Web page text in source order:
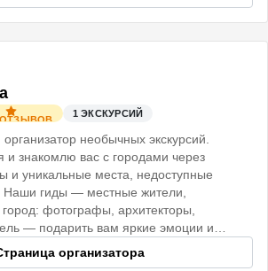
ОТЗЫВОВ
1 ЭКСКУРСИЙ
необычных экскурсий.
и знакомлю вас с городами через
и уникальные места, недоступные
гиды — местные жители,
фотографы, архитекторы,
— подарить вам яркие эмоции и
До встречи!
организатора